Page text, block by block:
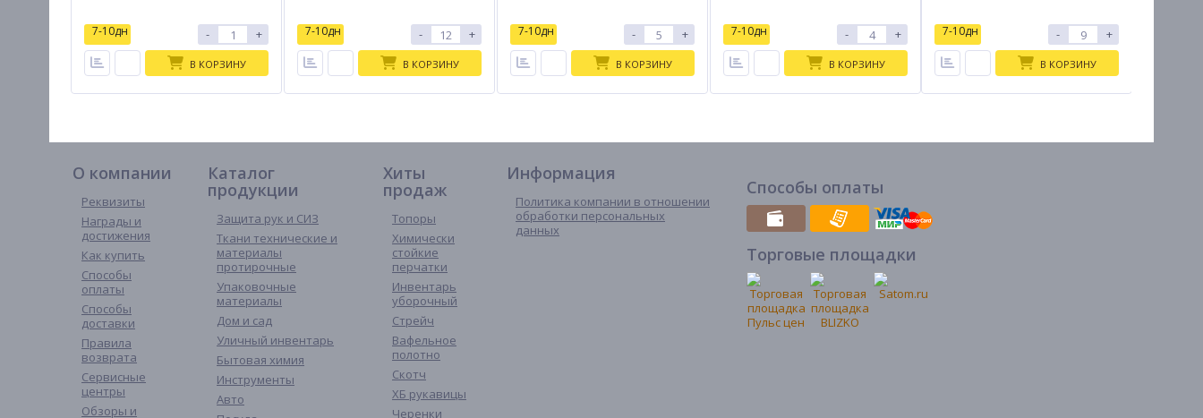
7-10дн - +
В КОРЗИНУ
7-10дн - +
В КОРЗИНУ
7-10дн - +
В КОРЗИНУ
7-10дн - +
В КОРЗИНУ
7-10дн - +
В КОРЗИНУ
О компании
Реквизиты
Награды и
достижения
Как купить
Способы
оплаты
Способы
доставки
Правила
возврата
Сервисные
центры
Обзоры и
Каталог
продукции
Защита рук и СИЗ
Ткани технические и
материалы
протирочные
Упаковочные
материалы
Дом и сад
Уличный инвентарь
Бытовая химия
Инструменты
Авто
Хиты
продаж
Топоры
Химически
стойкие
перчатки
Инвентарь
уборочный
Стрейч
Вафельное
полотно
Скотч
ХБ рукавицы
Черенки
Информация
Политика компании в отношении
обработки персональных
данных
Способы оплаты
Торговые площадки